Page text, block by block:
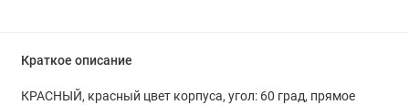
Краткое описание
КРАСНЫЙ, красный цвет корпуса, угол: 60 град, прямое